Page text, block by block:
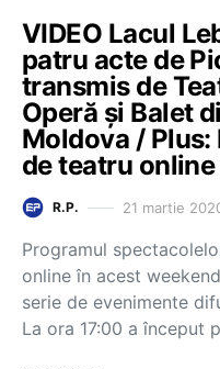
VIDEO Lacul
patru acte de
transmis de
Operă și Balet
Moldova /
de teatru
R.P. 21 martie
Programul
online în acest
serie de evenimente
La ora 17:00 a început